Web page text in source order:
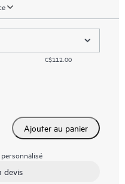
C$112.00
Ajouter au panier
devis